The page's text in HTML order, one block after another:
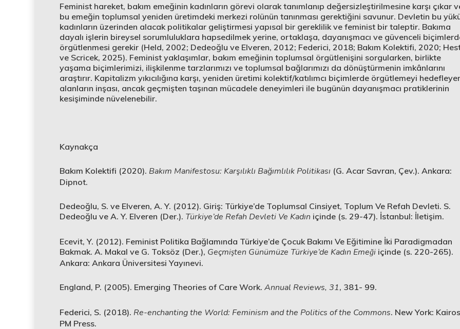
Feminist hareket, bakım emeğinin kadınların görevi olarak tanımlanıp değersizleştirilmesine karşı çıkar
bu emeğin toplumsal yeniden üretimdeki merkezi rolünün tanınması gerektiğini savunur. Devletin bu
kadınların üzerinden alacak politikalar geliştirmesi yapısal bir gereklilik ve feminist bir taleptir. Bakıma
dayalı işlerin bireysel sorumluluklara hapsedilmek yerine, ortaklaşa, dayanışmacı ve güvenceli
örgütlenmesi gerekir (Held, 2002; Dedeoğlu ve Elveren, 2012; Federici, 2018; Bakım Kolektifi, 2020;
ve Scricek, 2025). Feminist yaklaşımlar, bakım emeğinin toplumsal örgütlenişini sorgularken, birlikte
yaşama biçimlerimizi, ilişkilenme tarzlarımızı ve toplumsal bağlarımızı da dönüştürmenin imkânlarını
araştırır. Kapitalizm yıkıcılığına karşı, yeniden üretimi kolektif/katılımcı biçimlerde örgütlemeyi
alanların inşası, ancak geçmişten taşınan mücadele deneyimleri ile bugünün dayanışmacı pratiklerinin
kesişiminde nüvelenebilir.
Kaynakça
Bakım Kolektifi (2020). Bakım Manifestosu: Karşılıklı Bağımlılık Politikası (G. Acar Savran, Çev.). Ankara:
Dipnot.
Dedeoğlu, S. ve Elveren, A. Y. (2012). Giriş: Türkiye’de Toplumsal Cinsiyet, Toplum Ve Refah Devleti. S.
Dedeoğlu ve A. Y. Elveren (Der.). Türkiye’de Refah Devleti Ve Kadın içinde (s. 29-47). İstanbul: İletişim.
Ecevit, Y. (2012). Feminist Politika Bağlamında Türkiye’de Çocuk Bakımı Ve Eğitimine İki Paradigmadan
Bakmak. A. Makal ve G. Toksöz (Der.), Geçmişten Günümüze Türkiye’de Kadın Emeği içinde (s. 220-265).
Ankara: Ankara Üniversitesi Yayınevi.
England, P. (2005). Emerging Theories of Care Work. Annual Reviews, 31, 381- 99.
Federici, S. (2018). Re-enchanting the World: Feminism and the Politics of the Commons. New York:
PM Press.